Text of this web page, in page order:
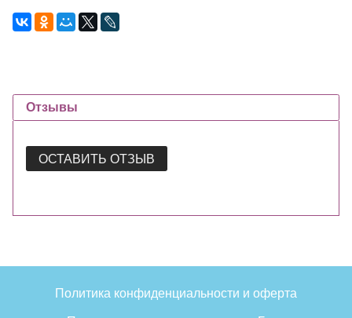
Отзывы
ОСТАВИТЬ ОТЗЫВ
Политика конфиденциальности и оферта